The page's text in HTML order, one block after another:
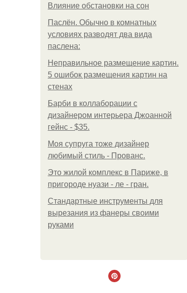
Влияние обстановки на сон
Паслён. Обычно в комнатных
условиях разводят два вида
паслена:
Неправильное размещение картин.
5 ошибок размещения картин на
стенах
Барби в коллаборации с
дизайнером интерьера Джоанной
гейнс - $35.
Моя супруга тоже дизайнер
любимый стиль - Прованс.
Это жилой комплекс в Париже, в
пригороде нуази - ле - гран.
Стандартные инструменты для
вырезания из фанеры своими
руками